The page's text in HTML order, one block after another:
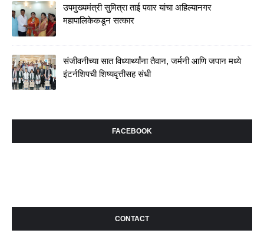
उपमुख्यमंत्री सुमित्रा ताई पवार यांचा अहिल्यानगर
महापालिकेकडून सत्कार
संजीवनीच्या सात विध्यार्थ्यांना तैवान, जर्मनी आणि जपान मध्ये
इंटर्नशिपची शिष्यवृत्तीसह संधी
FACEBOOK
CONTACT